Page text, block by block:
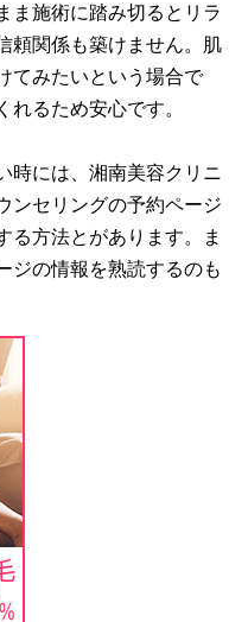
ま施術に踏み切るとリラ
頼関係も築けません。肌
てみたいという場合で
れるため安心です。
時には、湘南美容クリニ
ンセリングの予約ページ
る方法とがあります。ま
ジの情報を熟読するのも